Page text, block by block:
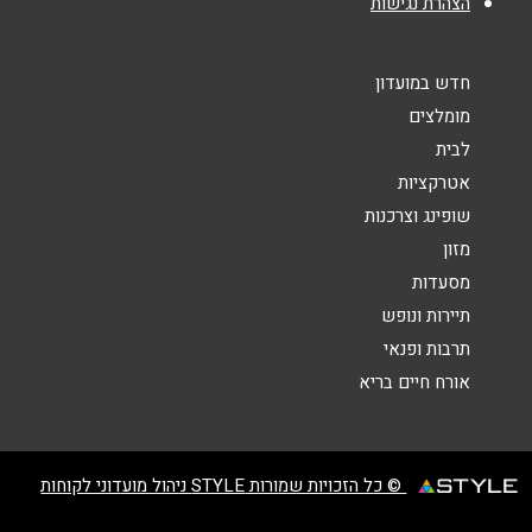
חדש במועדון
מומלצים
לבית
אטרקציות
שופינג וצרכנות
מזון
מסעדות
תיירות ונופש
תרבות ופנאי
אורח חיים בריא
© כל הזכויות שמורות STYLE ניהול מועדוני לקוחות